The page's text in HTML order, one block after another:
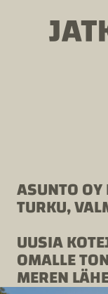
ASUNTO
TURKU,
UUSIA
OMALLE
MEREN